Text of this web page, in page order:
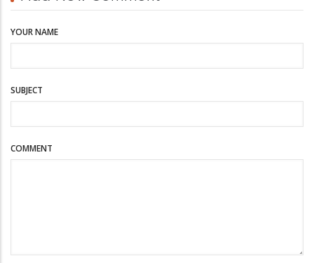
YOUR NAME
SUBJECT
COMMENT